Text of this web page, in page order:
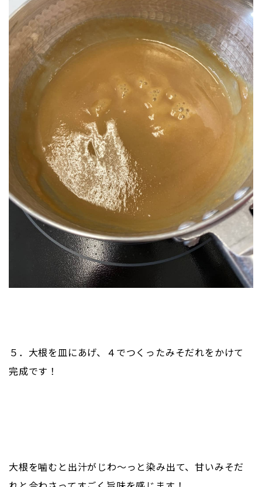
５．大根を皿にあげ、４でつくったみそだれをかけて
完成です！
大根を噛むと出汁がじわ～っと染み出て、甘いみそだ